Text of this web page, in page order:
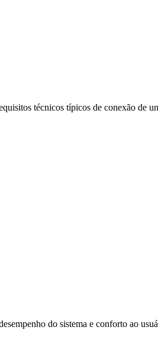
técnicos típicos de conexão de
do sistema e conforto ao